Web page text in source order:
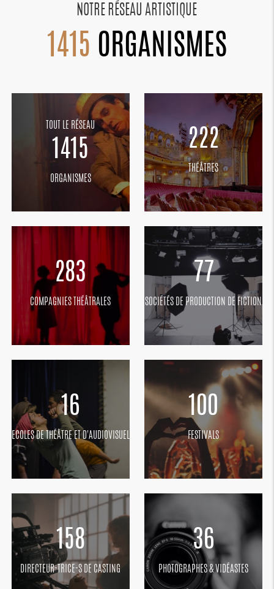
NOTRE RÉSEAU ARTISTIQUE
1415 ORGANISMES
TOUT LE RÉSEAU
1415
ORGANISMES
222
THÉÂTRES
283
COMPAGNIES THÉÂTRALES
77
SOCIÉTÉS DE PRODUCTION DE FICTION
16
ECOLES DE THÉÂTRE ET D'AUDIOVISUEL
100
FESTIVALS
158
DIRECTEUR-TRICE-S DE CASTING
36
PHOTOGRAPHES & VIDÉASTES